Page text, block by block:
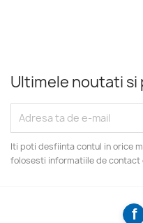
Ultimele noutati
Iti poti desfiinta contul in orice
folosesti informatiile de contact